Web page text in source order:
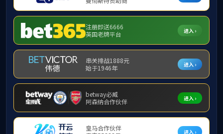
提示：访问地址无效，287/http:/286找不到对应的栏目！
首页 关闭此页